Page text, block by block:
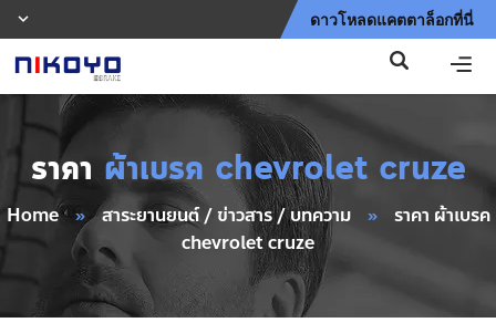
ดาวโหลดแคตตาล็อกที่นี่
ราคา ผ้าเบรค chevrolet cruze
Home » สาระยานยนต์ / ข่าวสาร / บทความ » ราคา ผ้าเบรค
chevrolet cruze